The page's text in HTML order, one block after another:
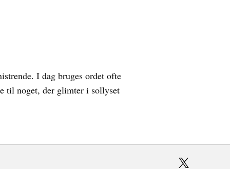
I dag bruges ordet ofte
til noget, der glimter i sollyset